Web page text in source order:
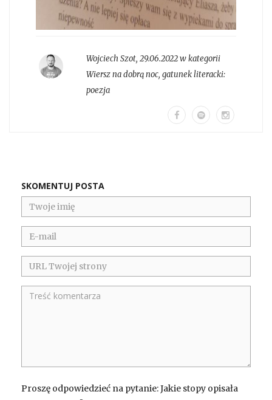
Wojciech Szot, 29.06.2022 w kategorii
Wiersz na dobrą noc, gatunek literacki:
poezja
SKOMENTUJ POSTA
Proszę odpowiedzieć na pytanie: Jakie stopy opisała